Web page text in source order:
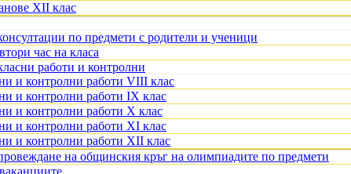
XII клас
по предмети с родители и ученици
час на класа
работи и контролни
и контролни работи VIII клас
и контролни работи IX клас
и контролни работи X клас
и контролни работи XI клас
и контролни работи XII клас
на общинския кръг на олимпиадите по предмети